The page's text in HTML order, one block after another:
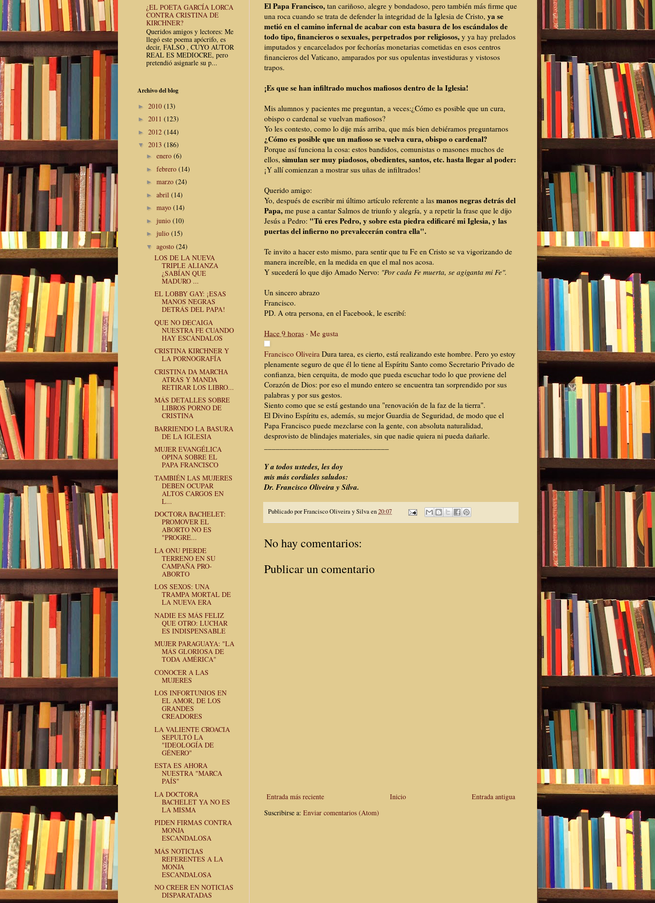
El Papa Francisco, tan cariñoso, alegre y bondadoso, pero también más firme que
una roca cuando se trata de defender la integridad de la Iglesia de Cristo, ya se
metió en el camino infernal de acabar con esta basura de los escándalos de
todo tipo, financieros o sexuales,perpetrados por religiosos, y ya hay prelados
imputados y encarcelados por fechorías monetarias cometidas en esos centros
financieros del Vaticano, amparados por sus opulentas investiduras y vistosos
trapos.
¡Es que se han infiltrado muchos mafiosos dentro de la Iglesia!
Mis alumnos y pacientes me preguntan, a veces:¿Cómo es posible que un cura,
obispo o cardenal se vuelvan mafiosos?
Yo les contesto, como lo dije más arriba, que más bien debiéramos preguntarnos
¿Cómo es posible que un mafioso se vuelva cura, obispo o cardenal?
Porque así funciona la cosa: estos bandidos, comunistas o masones muchos de
ellos, simulan ser muy piadosos, obedientes, santos, etc. hasta llegar al poder:
¡Y allí comienzan a mostrar sus uñas de infiltrados!
Querido amigo:
Yo, después de escribir mi último artículo referente a las manos negras detrás del
Papa, me puse a cantar Salmos de triunfo y alegría, y a repetir la frase que le dijo
Jesús a Pedro: "Tú eres Pedro, y sobre esta piedra edificaré mi Iglesia, y las
puertas del infierno no prevalecerán contra ella".
Te invito a hacer esto mismo, para sentir que tu Fe en Cristo se va vigorizando de
manera increíble, en la medida en que el mal nos acosa.
Y sucederá lo que dijo Amado Nervo: "Por cada Fe muerta, se agiganta mi Fe".
Un sincero abrazo
Francisco.
PD. A otra persona, en el Facebook, le escribí:
Hace 9 horas · Me gusta
Francisco Oliveira Dura tarea, es cierto, está realizando este hombre. Pero yo estoy
plenamente seguro de que él lo tiene al Espíritu Santo como Secretario Privado de
confianza, bien cerquita, de modo que pueda escuchar todo lo que proviene del
Corazón de Dios: por eso el mundo entero se encuentra tan sorprendido por sus
palabras y por sus gestos.
Siento como que se está gestando una "renovación de la faz de la tierra".
El Divino Espíritu es, además, su mejor Guardia de Seguridad, de modo que el
Papa Francisco puede mezclarse con la gente, con absoluta naturalidad,
desprovisto de blindajes materiales, sin que nadie quiera ni pueda dañarle.
Y a todos ustedes, les doy
mis más cordiales saludos:
Dr. Francisco Oliveira y Silva.
Publicado porFrancisco Oliveira y Silvaen20:07
No hay comentarios:
Publicar un comentario
Entrada más reciente Entrada antigua
Inicio
Suscribirse a: Enviar comentarios (Atom)
¿EL POETA GARCÍA LORCA
CONTRA CRISTINA DE
KIRCHNER?
Queridos amigos y lectores: Me
llegó este poema apócrifo, es
decir, FALSO , CUYO AUTOR
REAL ES MEDIOCRE, pero
pretendió asignarle su p...
Archivo del blog
► 2010 (13)
► 2011 (123)
► 2012 (144)
▼ 2013 (186)
► enero (6)
► febrero (14)
► marzo (24)
► abril (14)
► mayo (14)
► junio (10)
► julio (15)
▼ agosto (24)
LOS DE LA NUEVA
TRIPLE ALIANZA
¿SABÍAN QUE
MADURO ...
EL LOBBY GAY: ¡ESAS
MANOS NEGRAS
DETRÁS DEL PAPA!
QUE NO DECAIGA
NUESTRA FE CUANDO
HAY ESCÁNDALOS
CRISTINA KIRCHNER Y
LA PORNOGRAFÍA
CRISTINA DA MARCHA
ATRÁS Y MANDA
RETIRAR LOS LIBRO...
MÁS DETALLES SOBRE
LIBROS PORNO DE
CRISTINA
BARRIENDO LA BASURA
DE LA IGLESIA
MUJER EVANGÉLICA
OPINA SOBRE EL
PAPA FRANCISCO
TAMBIÉN LAS MUJERES
DEBEN OCUPAR
ALTOS CARGOS EN
L...
DOCTORA BACHELET:
PROMOVER EL
ABORTO NO ES
"PROGRE...
LA ONU PIERDE
TERRENO EN SU
CAMPAÑA PRO-
ABORTO
LOS SEXOS: UNA
TRAMPA MORTAL DE
LA NUEVA ERA
NADIE ES MÁS FELIZ
QUE OTRO: LUCHAR
ES INDISPENSABLE
MUJER PARAGUAYA: "LA
MÁS GLORIOSA DE
TODA AMÉRICA"
CONOCER A LAS
MUJERES
LOS INFORTUNIOS EN
EL AMOR, DE LOS
GRANDES
CREADORES
LA VALIENTE CROACIA
SEPULTÓ LA
"IDEOLOGÍA DE
GÉNERO"
ESTA ES AHORA
NUESTRA "MARCA
PAÍS"
LA DOCTORA
BACHELET YA NO ES
LA MISMA
PIDEN FIRMAS CONTRA
MONJA
ESCANDALOSA
MÁS NOTICIAS
REFERENTES A LA
MONJA
ESCANDALOSA
NO CREER EN NOTICIAS
DISPARATADAS